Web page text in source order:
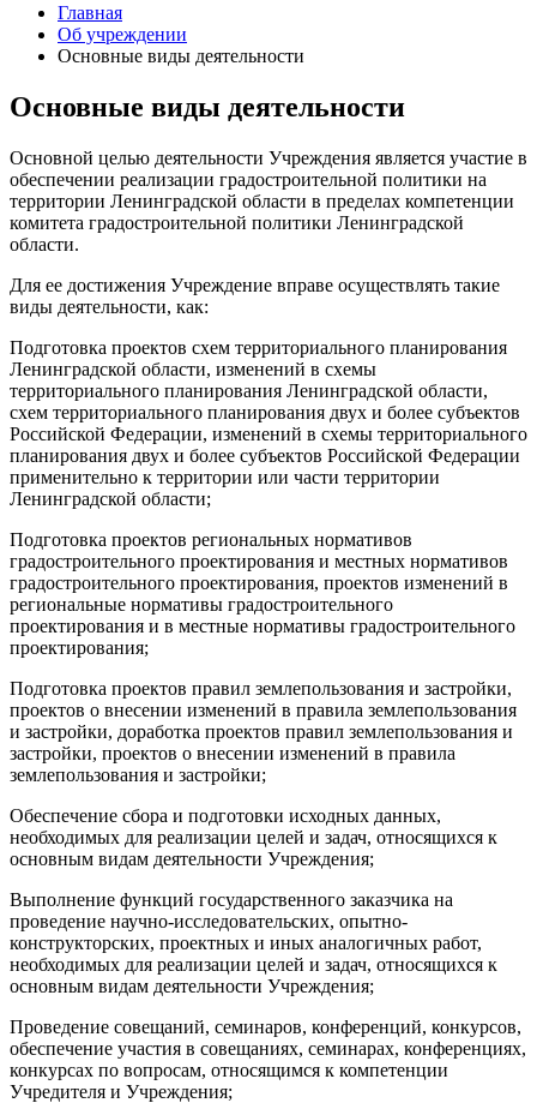
Главная
Об учреждении
Основные виды деятельности
Основные виды деятельности
Основной целью деятельности Учреждения является участие в
обеспечении реализации градостроительной политики на
территории Ленинградской области в пределах компетенции
комитета градостроительной политики Ленинградской
области.
Для ее достижения Учреждение вправе осуществлять такие
виды деятельности, как:
Подготовка проектов схем территориального планирования
Ленинградской области, изменений в схемы
территориального планирования Ленинградской области,
схем территориального планирования двух и более субъектов
Российской Федерации, изменений в схемы территориального
планирования двух и более субъектов Российской Федерации
применительно к территории или части территории
Ленинградской области;
Подготовка проектов региональных нормативов
градостроительного проектирования и местных нормативов
градостроительного проектирования, проектов изменений в
региональные нормативы градостроительного
проектирования и в местные нормативы градостроительного
проектирования;
Подготовка проектов правил землепользования и застройки,
проектов о внесении изменений в правила землепользования
и застройки, доработка проектов правил землепользования и
застройки, проектов о внесении изменений в правила
землепользования и застройки;
Обеспечение сбора и подготовки исходных данных,
необходимых для реализации целей и задач, относящихся к
основным видам деятельности Учреждения;
Выполнение функций государственного заказчика на
проведение научно-исследовательских, опытно-
конструкторских, проектных и иных аналогичных работ,
необходимых для реализации целей и задач, относящихся к
основным видам деятельности Учреждения;
Проведение совещаний, семинаров, конференций, конкурсов,
обеспечение участия в совещаниях, семинарах, конференциях,
конкурсах по вопросам, относящимся к компетенции
Учредителя и Учреждения;